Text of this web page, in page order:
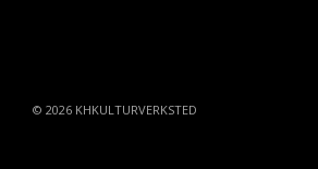
© 2026 KHKULTURVERKSTED